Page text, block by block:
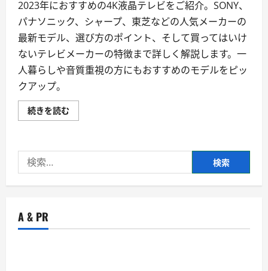
2023年におすすめの4K液晶テレビをご紹介。SONY、
パナソニック、シャープ、東芝などの人気メーカーの
最新モデル、選び方のポイント、そして買ってはいけ
ないテレビメーカーの特徴まで詳しく解説します。一
人暮らしや音質重視の方にもおすすめのモデルをピッ
クアップ。
続きを読む
年
め
晶
テ
端
索:
A & PR